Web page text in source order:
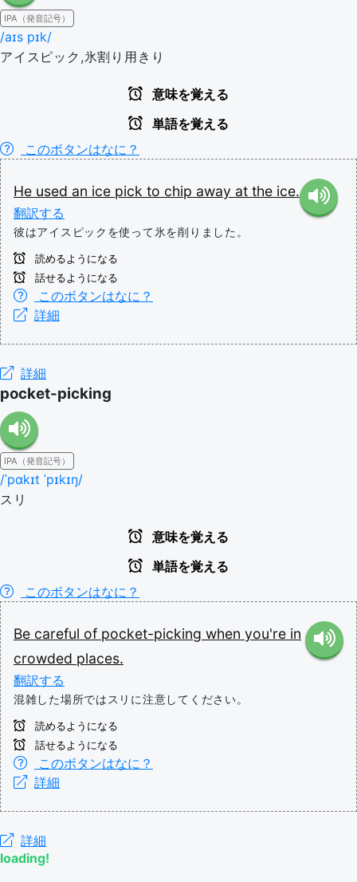
IPA（発音記号）
/aɪs pɪk/
アイスピック,氷割り用きり
意味を覚える
単語を覚える
このボタンはなに？
He used an ice pick to chip away at the ice.
翻訳する
彼はアイスピックを使って氷を削りました。
読めるようになる
話せるようになる
このボタンはなに？
詳細
詳細
pocket-picking
IPA（発音記号）
/ˈpɑkɪt ˈpɪkɪŋ/
スリ
意味を覚える
単語を覚える
このボタンはなに？
Be careful of pocket-picking when you're in
crowded places.
翻訳する
混雑した場所ではスリに注意してください。
読めるようになる
話せるようになる
このボタンはなに？
詳細
詳細
loading!